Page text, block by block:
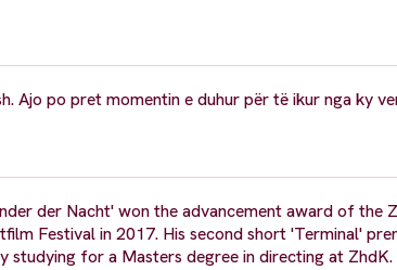
Ajo po pret momentin e duhur për të ikur nga ky
der Nacht' won the advancement award of the
Festival in 2017. His second short 'Terminal'
studying for a Masters degree in directing at ZhdK.